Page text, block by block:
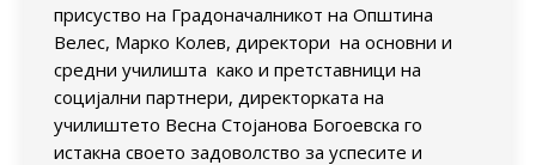
присуство на Градоначалникот на Општина
Велес, Марко Колев, директори на основни и
средни училишта како и претставници на
социјални партнери, директорката на
училиштето Весна Стојанова Богоевска го
истакна своето задоволство за успесите и